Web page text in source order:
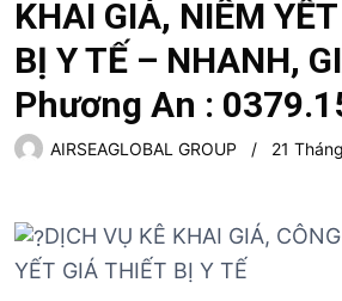
KHAI GIÁ, NIÊM
BỊ Y TẾ – NHANH,
Phương An :
AIRSEAGLOBAL GROUP 21
DỊCH VỤ KÊ KHAI GIÁ,
YẾT GIÁ THIẾT BỊ Y TẾ